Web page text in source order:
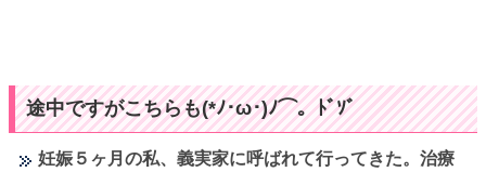
途中ですがこちらも(*ﾉ･ω･)ﾉ⌒。ﾄﾞｿﾞ
妊娠５ヶ月の私、義実家に呼ばれて行ってきた。治療